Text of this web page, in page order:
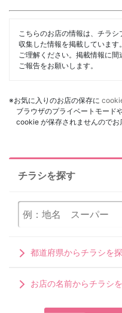
こちらのお店の情報は、チラ
収集した情報を掲載していま
ご理解ください。掲載情報に
ご報告をお願いします。
※お気に入りのお店の保存に
ブラウザのプライベートモード
cookie が保存されませんのでお
チラシを探す
都道府県からチラシを
お店の名前からチラシ